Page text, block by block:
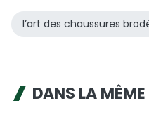
l’art des chaussures
DANS LA MÊME